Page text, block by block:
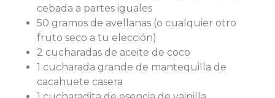
cebada a partes iguales
50 gramos de avellanas (o cualquier otro
fruto seco a tu elección)
2 cucharadas de aceite de coco
1 cucharada grande de mantequilla de
cacahuete casera